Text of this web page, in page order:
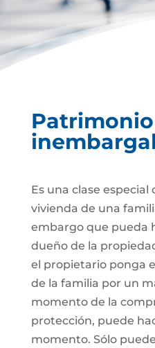
Es una clase
vivienda de una
embargo que pueda
dueño de la
el propietario ponga
de la familia por un
momento de la
protección, puede
momento. Sólo